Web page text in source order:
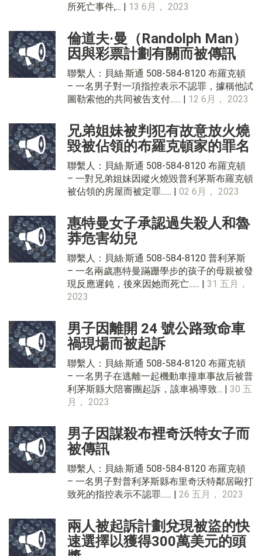
所死亡事件,... | 13 6月， 2023
倫道夫·曼（Randolph Man）
因與彩票計劃有關而被傳訊
聯繫人：貝絲·斯通 508-584-8120 布羅克頓
– 一名男子對一項指控表示不認罪，據稱他試
圖勒索他的共同被告支付...... | 12 6月， 2023
兄弟姐妹被判犯有故意放火燒
毀被佔領的布羅克頓家的罪名
聯繫人：貝絲·斯通 508-584-8120 布羅克頓
– 一對兄弟姐妹因縱火燒毀普利茅斯布羅克頓
被佔領的房屋而被定罪...... | 02 6月， 2023
惠特曼女子承認過失殺人和魯
莽危害幼兒
聯繫人：貝絲·斯通 508-584-8120 普利茅斯
– 一名兩歲惠特曼蹣跚學步的孩子的母親被發
現反應遲鈍，後來因她而死亡...... | 31 五月，
2023
男子因離開 24 號公路致命車
禍現場而被起訴
聯繫人：貝絲·斯通 508-584-8120 布羅克頓
– 一名男子在逃離一起機動車撞車事故后被普
利茅斯縣大陪審團起訴，該車禍導致... | 30 五
月， 2023
男子因謀殺布裡奇沃特女子而
被傳訊
聯繫人：貝絲·斯通 508-584-8120 布羅克頓
– 一名男子對普利茅斯縣布里奇沃特鄰居毆打
致死的指控表示不認罪...... | 26 五月， 2023
兩人被起訴計劃兌現被盜的快
速選擇以獲得300萬美元的頭